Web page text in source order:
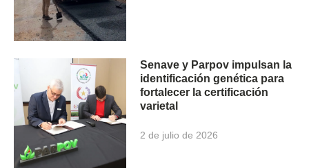
Senave y Parpov impulsan la
identificación genética para
fortalecer la certificación
varietal
2 de julio de 2026